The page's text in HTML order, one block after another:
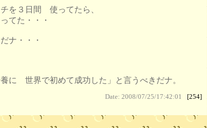
を３日間 使ってたら、
てた・・・
ナ・・・
養に 世界で初めて成功した」と言うべきだナ。
Date: 2008/07/25/17:42:01 [254]